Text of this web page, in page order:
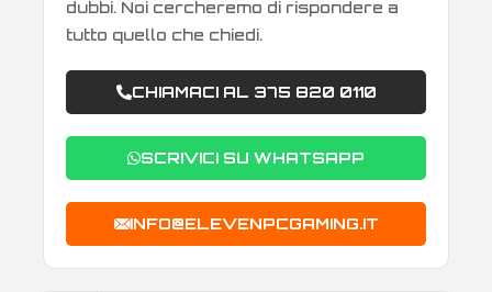
dubbi. Noi cercheremo di rispondere a
tutto quello che chiedi.
CHIAMACI AL 375 820 0110
SCRIVICI SU WHATSAPP
INFO@ELEVENPCGAMING.IT